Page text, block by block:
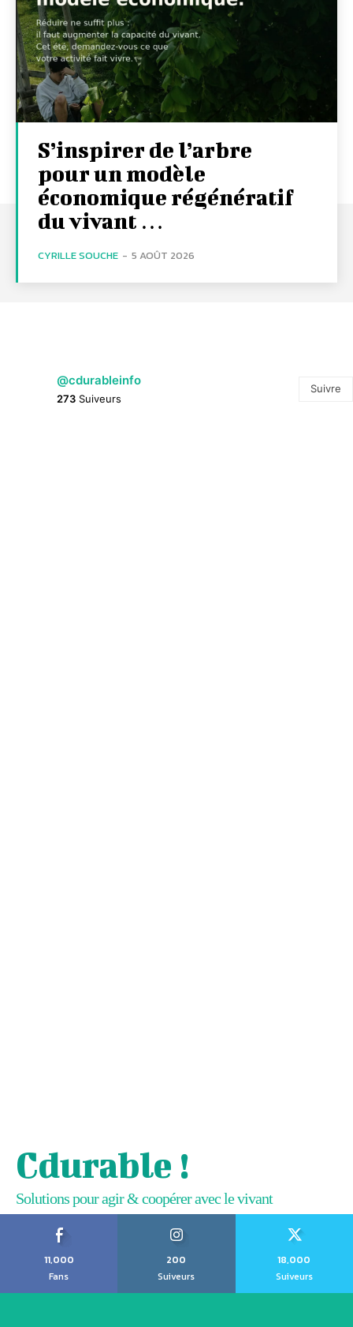
S’inspirer de l’arbre
pour un modèle
économique régénératif
du vivant …
CYRILLE SOUCHE - 5 AOÛT 2026
@cdurableinfo
273 Suiveurs
Suivre
Cdurable !
Solutions pour agir & coopérer avec le vivant
11,000
Fans
200
Suiveurs
18,000
Suiveurs